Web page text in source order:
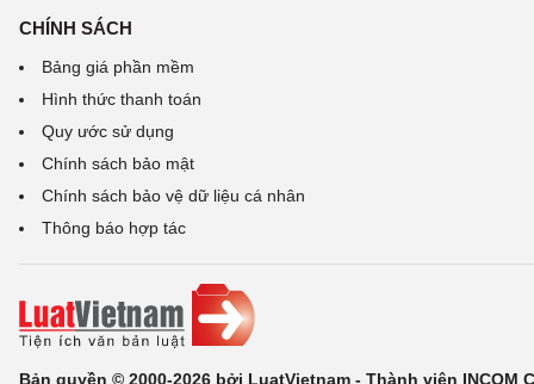
CHÍNH SÁCH
Bảng giá phần mềm
Hình thức thanh toán
Quy ước sử dụng
Chính sách bảo mật
Chính sách bảo vệ dữ liệu cá nhân
Thông báo hợp tác
Bản quyền © 2000-2026 bởi LuatVietnam - Thành viên INCOM